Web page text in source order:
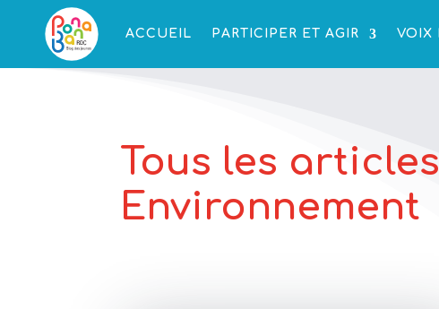
ACCUEIL PARTICIPER ET AGIR VOIX
Tous les
Environnement